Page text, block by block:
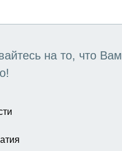
на то, что Вам